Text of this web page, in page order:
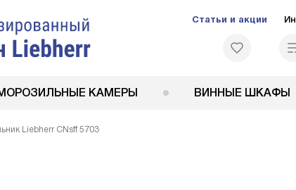
Статьи и акции
КАМЕРЫ ВИННЫЕ ШКАФЫ
Liebherr CNsff 5703